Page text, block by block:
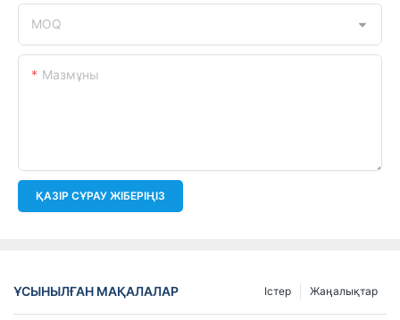
MOQ
Мазмұны
ҚАЗІР СҰРАУ ЖІБЕРІҢІЗ
ҰСЫНЫЛҒАН МАҚАЛАЛАР Жаңалықтар
Істер